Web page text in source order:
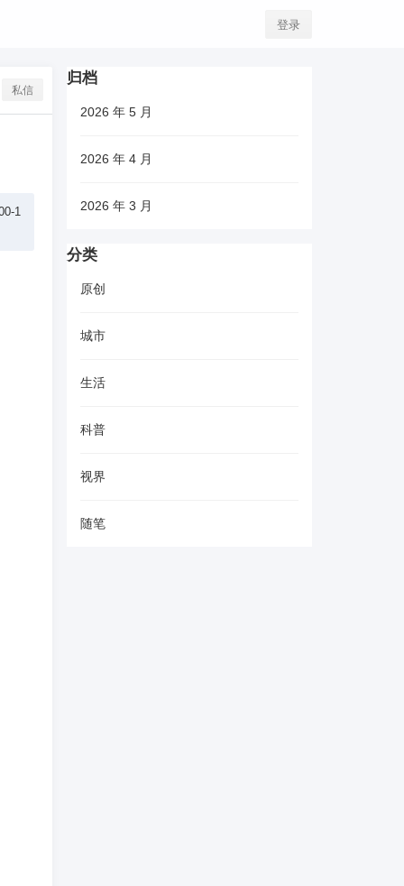
登录
私信
1
归档
2026 年 5 月
2026 年 4 月
2026 年 3 月
分类
原创
城市
生活
科普
视界
随笔